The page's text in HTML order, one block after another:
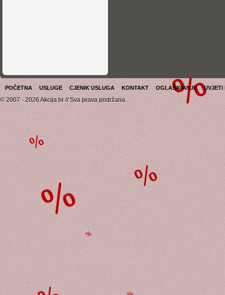
POČETNA USLUGE CJENIK USLUGA KONTAKT OGLAŠAVANJE UVJETI
© 2007 - 2026 Akcija.hr // Sva prava pridržana.